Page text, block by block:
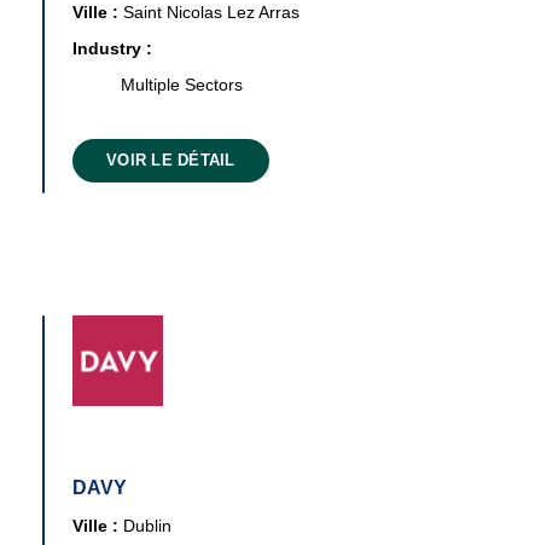
Ville : Saint Nicolas Lez Arras
Industry :
Multiple Sectors
VOIR LE DÉTAIL
DAVY
Ville : Dublin